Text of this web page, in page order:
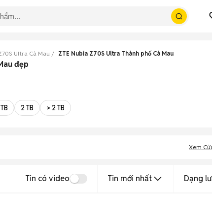
Ultra Cà Mau ZTE Nubia Z70S Ultra Thành phố Cà Mau
đẹp
2 TB > 2 TB
Xem
Tin có video Tin mới nhất Dạng